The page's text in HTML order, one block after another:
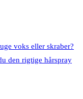
voks eller skraber?
den rigtige hårspray